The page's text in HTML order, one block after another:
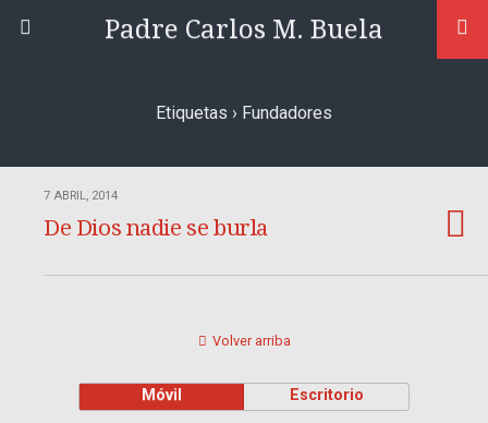
Padre Carlos M. Buela
Etiquetas › Fundadores
7 ABRIL, 2014
De Dios nadie se burla
Volver arriba
Móvil Escritorio